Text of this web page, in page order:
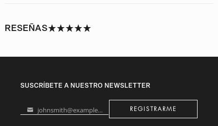
RESEÑAS
SUSCRÍBETE A NUESTRO NEWSLETTER
Your johnsmith@example.com REGISTRARME